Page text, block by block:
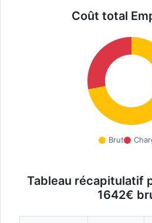
Coût total
Brut
Tableau récapitulatif
1642€